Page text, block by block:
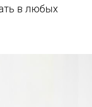
в любых